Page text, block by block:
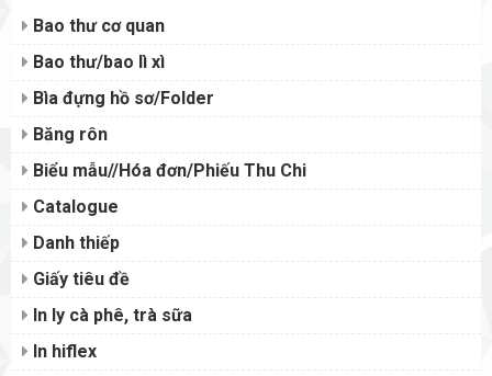
Bao thư cơ quan
Bao thư/bao lì xì
Bìa đựng hồ sơ/Folder
Băng rôn
Biểu mẫu//Hóa đơn/Phiếu Thu Chi
Catalogue
Danh thiếp
Giấy tiêu đề
In ly cà phê, trà sữa
In hiflex